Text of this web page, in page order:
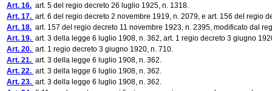
Art. 16. art. 5 del regio decreto 26 luglio 1925, n. 1318.
Art. 17. art. 6 del regio decreto 2 novembre 1919, n. 2079, e art. 156 del regio
Art. 18. art. 157 del regio decreto 11 novembre 1923, n. 2395, modificato dal
Art. 19. art. 3 della legge 6 luglio 1908, n. 362, art. 1 regio decreto 3 giugno
Art. 20. art. 1 regio decreto 3 giugno 1920, n. 710.
Art. 21. art. 3 della legge 6 luglio 1908, n. 362.
Art. 22. art. 3 della legge 6 luglio 1908, n. 362.
Art. 23. art. 3 della legge 6 luglio 1908, n. 362.